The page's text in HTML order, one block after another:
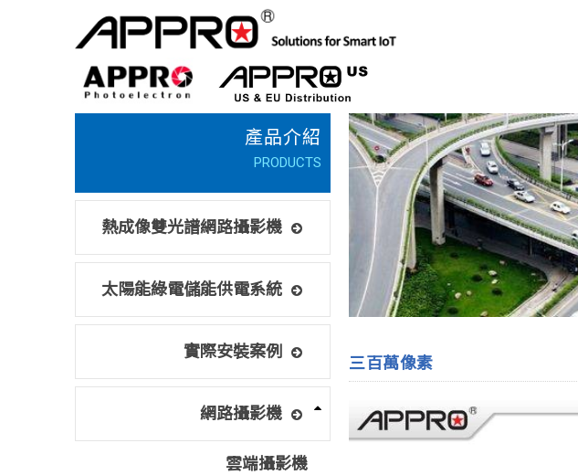
熱成像雙光譜網路攝影機
太陽能綠電儲能供電系統
實際安裝案例
網路攝影機
雲端攝影機
三百萬像素